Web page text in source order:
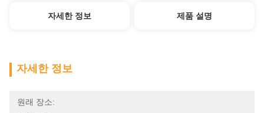
자세한 정보 제품 설명
자세한 정보
원래 장소: